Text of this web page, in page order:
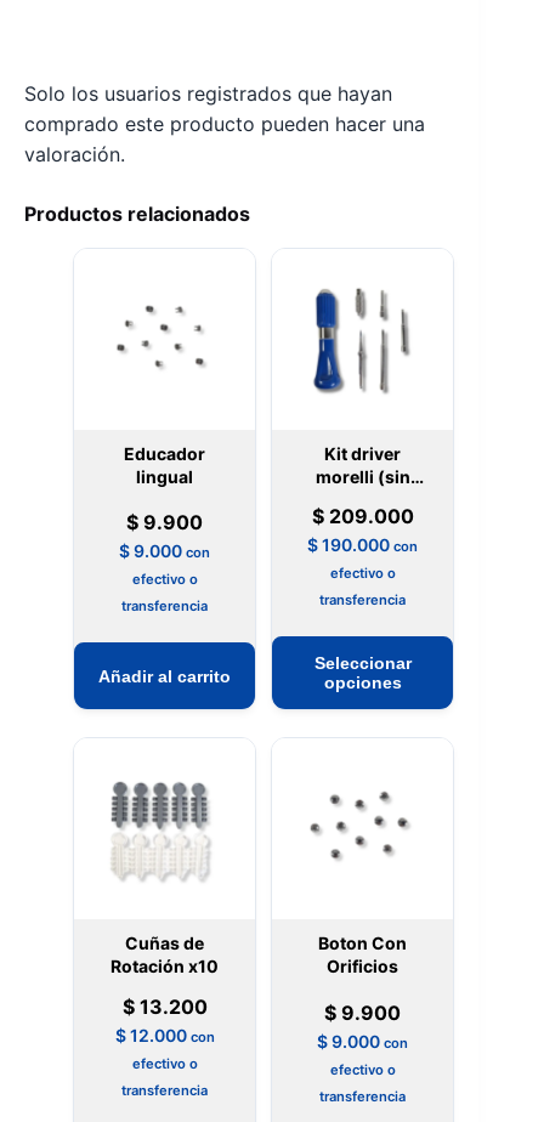
Solo los usuarios registrados que hayan
comprado este producto pueden hacer una
valoración.
Productos relacionados
Educador
lingual
$ 9.900
$9.000 con
efectivo o
transferencia
Añadir al carrito
Kit driver
morelli (sin
$209.000
$190.000 con
efectivo o
transferencia
Seleccionar
opciones
Este
Cuñas de
Rotación x10
$13.200
$12.000 con
efectivo o
transferencia
Boton Con
Orificios
$ 9.900
$9.000 con
efectivo o
transferencia